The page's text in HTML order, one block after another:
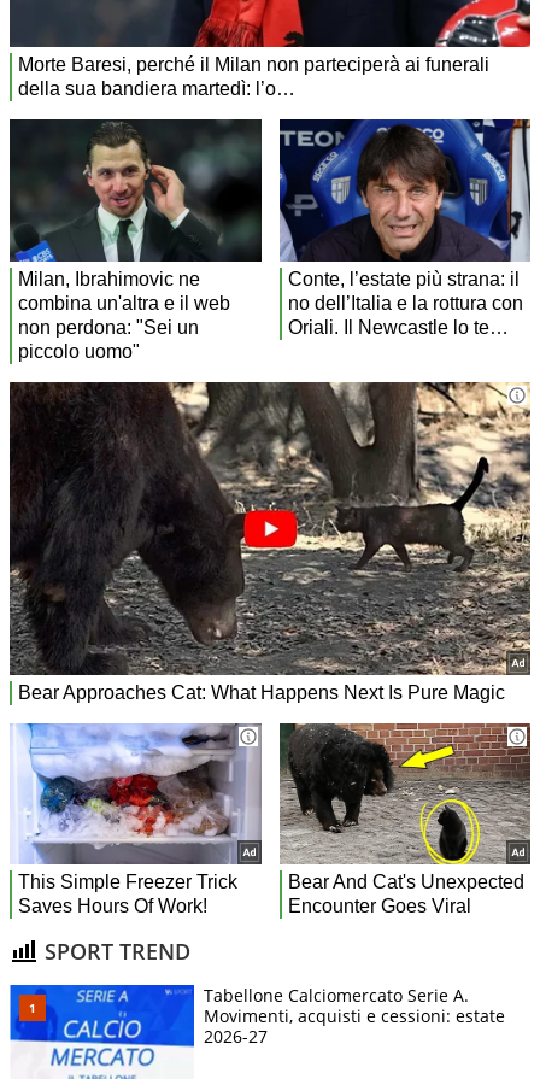
SPORT TREND
Tabellone Calciomercato Serie A.
Movimenti, acquisti e cessioni: estate
2026-27